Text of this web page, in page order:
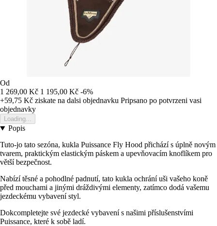
Od
1 269,00 Kč 1 195,00 Kč -6%
+59,75 Kč ziskate na dalsi objednavku Pripsano po potvrzeni vasi
objednavky
Loading...
Popis
Tuto-jo tato sezóna, kukla Puissance Fly Hood přichází s úplně novým
tvarem, praktickým elastickým páskem a upevňovacím knoflíkem pro
větší bezpečnost.
Nabízí těsné a pohodlné padnutí, tato kukla ochrání uši vašeho koně
před mouchami a jinými dráždivými elementy, zatímco dodá vašemu
jezdeckému vybavení styl.
Dokcompletejte své jezdecké vybavení s našimi příslušenstvími
Puissance, které k sobě ladí.